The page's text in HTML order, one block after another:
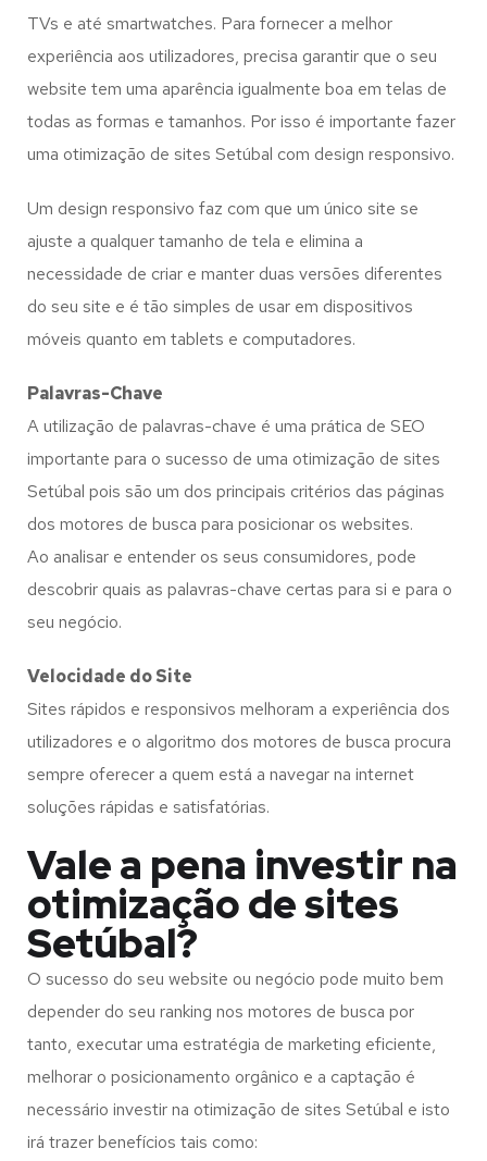
TVs e até smartwatches. Para fornecer a melhor
experiência aos utilizadores, precisa garantir que o seu
website tem uma aparência igualmente boa em telas de
todas as formas e tamanhos. Por isso é importante fazer
uma otimização de sites Setúbal com design responsivo.
Um design responsivo faz com que um único site se
ajuste a qualquer tamanho de tela e elimina a
necessidade de criar e manter duas versões diferentes
do seu site e é tão simples de usar em dispositivos
móveis quanto em tablets e computadores.
Palavras-Chave
A utilização de palavras-chave é uma prática de SEO
importante para o sucesso de uma otimização de sites
Setúbal pois são um dos principais critérios das páginas
dos motores de busca para posicionar os websites.
Ao analisar e entender os seus consumidores, pode
descobrir quais as palavras-chave certas para si e para o
seu negócio.
Velocidade do Site
Sites rápidos e responsivos melhoram a experiência dos
utilizadores e o algoritmo dos motores de busca procura
sempre oferecer a quem está a navegar na internet
soluções rápidas e satisfatórias.
Vale a pena investir na
otimização de sites
Setúbal?
O sucesso do seu website ou negócio pode muito bem
depender do seu ranking nos motores de busca por
tanto, executar uma estratégia de marketing eficiente,
melhorar o posicionamento orgânico e a captação é
necessário investir na otimização de sites Setúbal e isto
irá trazer benefícios tais como: